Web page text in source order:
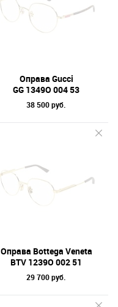
Оправа Gucci
GG 1349O 004 53
38 500 руб.
Оправа Bottega Veneta
BTV 1239O 002 51
29 700 руб.